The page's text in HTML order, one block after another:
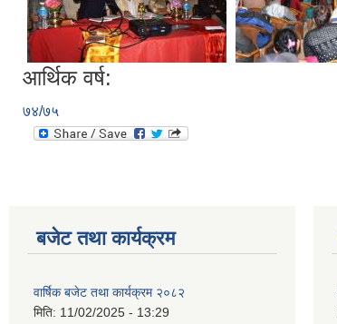
आर्थिक वर्ष:
७४/७५
बजेट तथा कार्यक्रम
वार्षिक बजेट तथा कार्यक्रम २०८२
मिति: 11/02/2025 - 13:29